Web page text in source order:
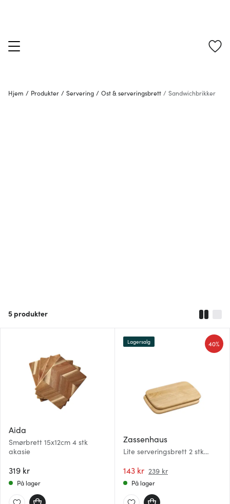
Hjem / Produkter / Servering / Ost & serveringsbrett / Sandwichbrikker
5 produkter
Aida
Smørbrett 15x12cm 4 stk
akasie
319 kr
På lager
Zassenhaus
Lite serveringsbrett 2 stk
143 kr 239 kr
40%
Lagersalg
På lager